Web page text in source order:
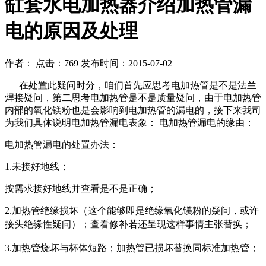
缸套水电加热器介绍加热管漏
电的原因及处理
作者： 点击：769 发布时间：2015-07-02
在处置此疑问时分，咱们首先应思考电加热管是不是法兰
焊接疑问，第二思考电加热管是不是质量疑问， 由于电加热管
内部的氧化镁粉也是会影响到电加热管的漏电的，接下来我司
为我们具体说明电加热管漏电表象： 电加热管漏电的缘由：
电加热管漏电的处置办法：
1.未接好地线；
按需求接好地线并查看是不是正确；
2.加热管绝缘损坏（这个能够即是绝缘氧化镁粉的疑问，或许
接头绝缘性疑问）； 查看修补若还呈现这样事情主张替换；
3.加热管烧坏与杯体短路； 加热管已损坏替换同标准加热管；